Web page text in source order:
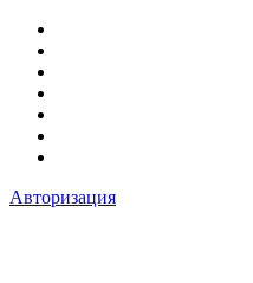
Авторизация